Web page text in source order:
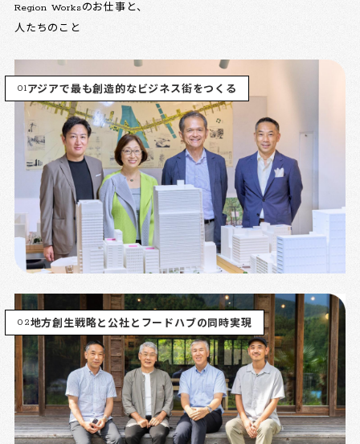
Region Worksのお仕事と、
人たちのこと
01アジアで最も創造的なビジネス街をつくる
02地方創生戦略と公社とフードハブの同時実現